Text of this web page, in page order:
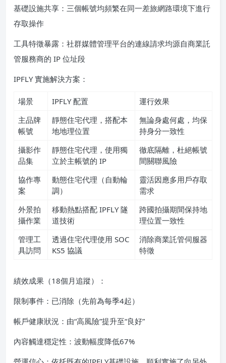
基礎設施共享：三個帳號均頻繁在同一差旅網路環境下進行
存取操作
工具特徵暴露：社群媒體管理平台的連線請求均源自商業託
管服務商的 IP 位址段
IPFLY 實施解決方案：
場景 IPFLY 配置
運行效果
主品牌
帳號
靜態住宅代理，搭配本
地地理位置
無論身處何處，均保
持身分一致性
攝影作
品集
靜態住宅代理，使用獨
立於主帳號的 IP
徹底隔離，杜絕帳號
間關聯風險
協作專
案
動態住宅代理（自動輪
調）
靈活因應多用戶存取
需求
外景拍
攝作業
移動熱點搭配 IPFLY 隧
道技術
跨國拍攝期間保持地
理位置一致性
管理工
具訪問
透過住宅代理使用 SOC
KS5 協議
消除商業託管伺服器
特徵
績效成果（18個月追蹤）：
限制事件：已消除（先前為每季4起）
帳戶健康狀況：由“高風險”提升至“良好”
內容觸達穩定性：波動幅度降低67%